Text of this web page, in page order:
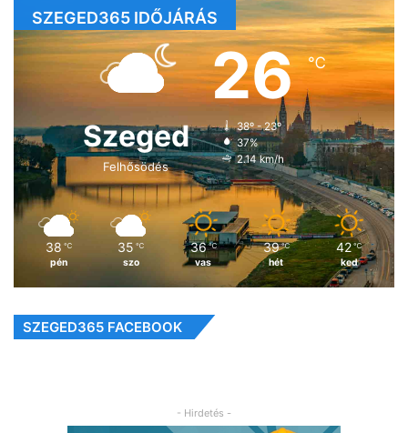
SZEGED365 IDŐJÁRÁS
Szeged
Felhősödés
26℃
38º - 23º
37%
2.14 km/h
38 ℃
pén
35 ℃
szo
36 ℃
vas
39 ℃
hét
42 ℃
ked
SZEGED365 FACEBOOK
- Hirdetés -